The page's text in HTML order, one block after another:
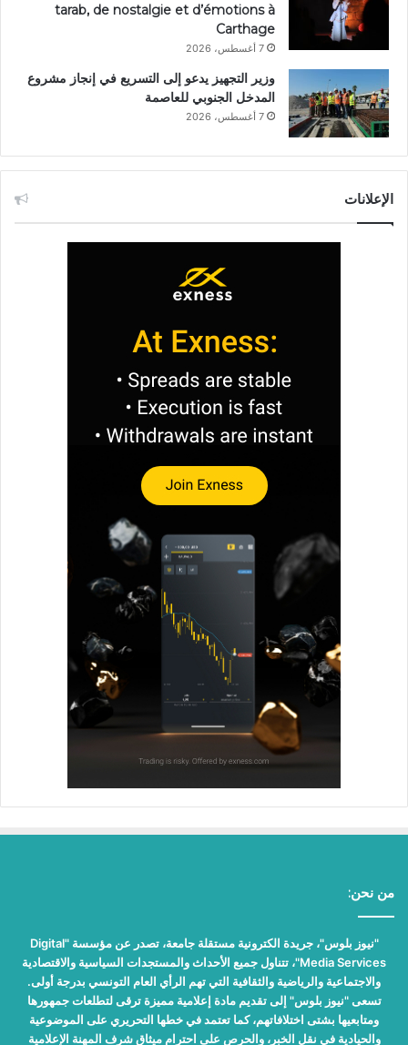
tarab, de nostalgie et d’émotions à
Carthage
7 أغسطس، 2026
وزير التجهيز يدعو إلى التسريع في إنجاز مشروع
المدخل الجنوبي للعاصمة
7 أغسطس، 2026
الإعلانات
من نحن:
"نيوز بلوس"، جريدة الكترونية مستقلة جامعة، تصدر عن مؤسسة "Digital
Media Services"، تتناول جميع الأحداث والمستجدات السياسية والاقتصادية
والاجتماعية والرياضية والثقافية التي تهم الرأي العام التونسي بدرجة أولى.
تسعى "نيوز بلوس" إلى تقديم مادة إعلامية مميزة ترقى لتطلعات جمهورها
ومتابعيها بشتى اختلافاتهم، كما تعتمد في خطها التحريري على الموضوعية
والحيادية في نقل الخبر، والحرص على احترام ميثاق شرف المهنة الإعلامية